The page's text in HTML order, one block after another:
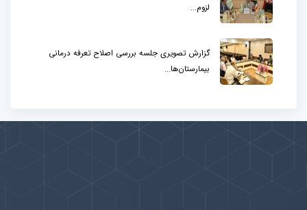
لزوم...
گزارش تصویری جلسه بررسی اصلاح تعرفه درمانی
بیمارستان‌ها...